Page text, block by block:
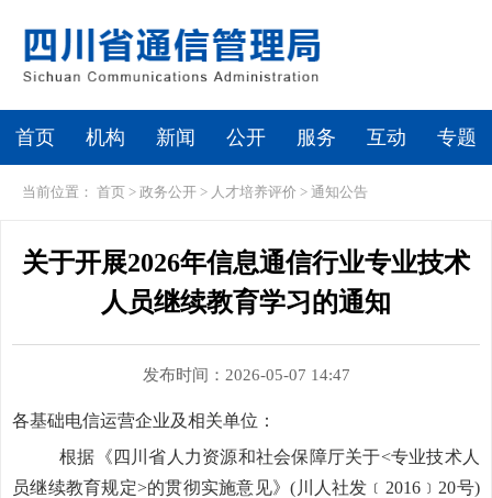
首页 机构 新闻 公开 服务 互动 专题
当前位置： 首页 > 政务公开 > 人才培养评价 > 通知公告
关于开展2026年信息通信行业专业技术
人员继续教育学习的通知
发布时间：2026-05-07 14:47
各基础电信运营企业及相关单位：
根据《四川省人力资源和社会保障厅关于<专业技术人
员继续教育规定>的贯彻实施意见》(川人社发﹝2016﹞20号)